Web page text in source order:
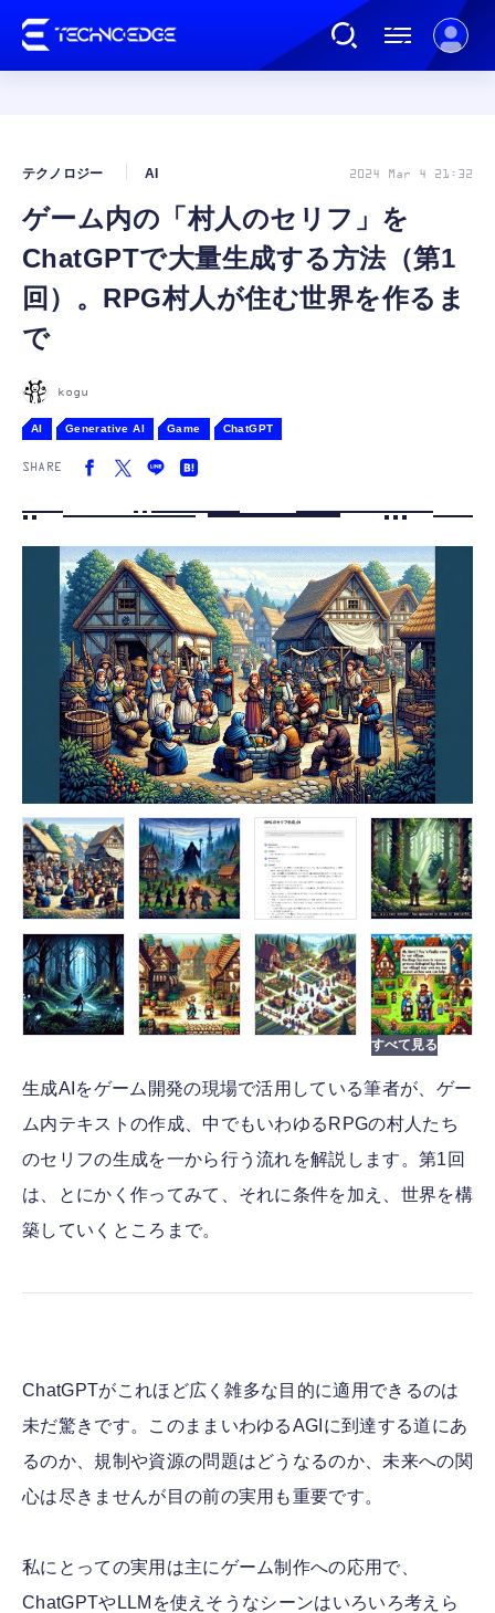
AI
ガジェット
カルチャー
FOLLOW US
ゲーム内の「村人のセリフ」を
ChatGPTで大量生成する方法（第1
回）。RPG村人が住む世界を作るま
で
テクノロジー AI 2024 Mar 4 21:32
kogu
AI Generative AI Game ChatGPT
SHARE
生成AIをゲーム開発の現場で活用している筆者が、ゲー
ム内テキストの作成、中でもいわゆるRPGの村人たち
のセリフの生成を一から行う流れを解説します。第1回
は、とにかく作ってみて、それに条件を加え、世界を構
築していくところまで。
ChatGPTがこれほど広く雑多な目的に適用できるのは
未だ驚きです。このままいわゆるAGIに到達する道にあ
るのか、規制や資源の問題はどうなるのか、未来への関
心は尽きませんが目の前の実用も重要です。
私にとっての実用は主にゲーム制作への応用で、
ChatGPTやLLMを使えそうなシーンはいろいろ考えら